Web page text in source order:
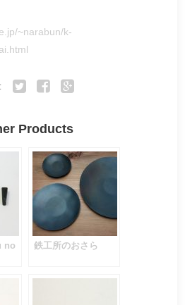
~narabun/k-
Products
no
鉄工所のおさら